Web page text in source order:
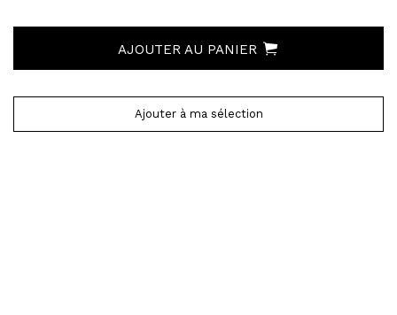
AJOUTER AU PANIER
Ajouter à ma sélection